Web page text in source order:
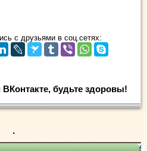
с друзьями в соц.сетях:
будьте здоровы!
.